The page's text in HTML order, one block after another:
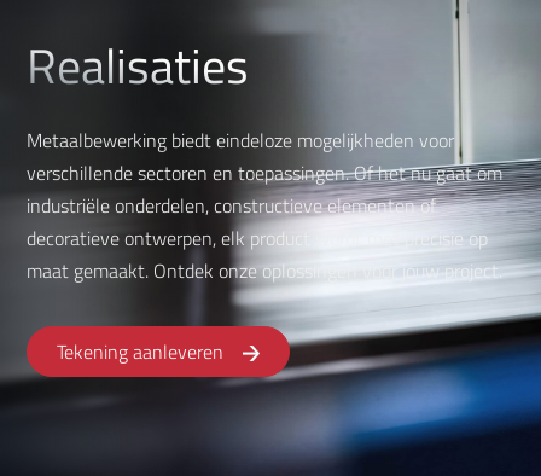
Realisaties
Metaalbewerking biedt eindeloze mogelijkheden voor
verschillende sectoren en toepassingen. Of het nu gaat om
industriële onderdelen, constructieve elementen of
decoratieve ontwerpen, elk product wordt met precisie op
maat gemaakt. Ontdek onze oplossingen voor jouw project.
Tekening aanleveren